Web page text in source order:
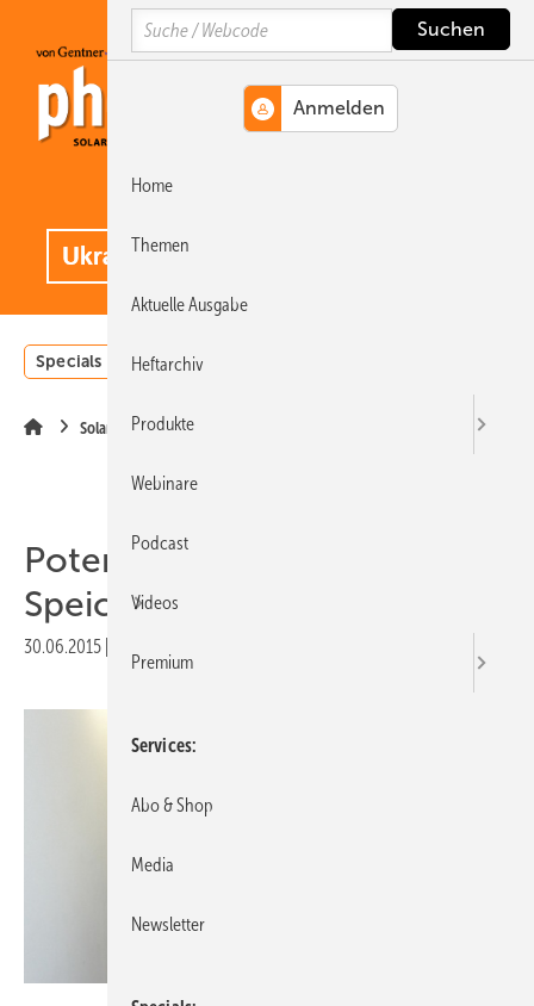
Hauptinhalt
Hauptmenü
SiteSearch
Specials Einstrahlungsatlas
Solarspeicher
Potenzial dezentraler
Speicher ausreizen
30.06.2015
Search
Home
Themen
Aktuelle Ausgabe
Heftarchiv
Produkte
Webinare
Podcast
Videos
Premium
Services
Abo & Shop
Media
Newsletter